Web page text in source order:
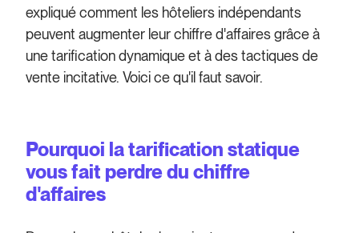
expliqué comment les hôteliers indépendants
peuvent augmenter leur chiffre d'affaires grâce à
une tarification dynamique et à des tactiques de
vente incitative. Voici ce qu'il faut savoir.
Pourquoi la tarification statique
vous fait perdre du chiffre
d'affaires